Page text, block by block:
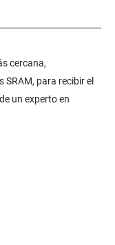
cercana,
para recibir el
un experto en